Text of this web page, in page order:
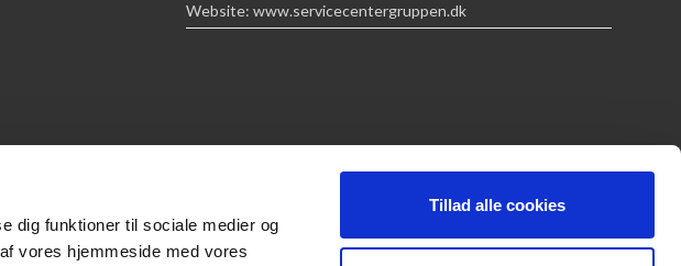
dig funktioner til sociale medier og
vores hjemmeside med vores
Tillad alle cookies
Website: www.servicecentergruppen.dk